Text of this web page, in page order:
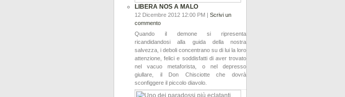
LIBERA NOS A MALO
12 Dicembre 2012 12:00 PM | Scrivi un
commento
Quando il demone si ripresenta
ricandidandosi alla guida della nostra
salvezza, i deboli concentrano su di lui la loro
attenzione, felici e soddisfatti di aver trovato
nel vacuo metaforista, o nel depresso
giullare, il Don Chisciotte che dovrà
sconfiggere il piccolo diavolo.